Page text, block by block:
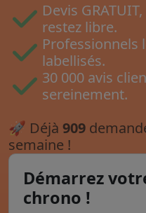
Devis
restez libre.
Professionnels
labellisés.
30 000 avis
sereinement.
🚀 Déjà 909
semaine !
Démarrez
chrono !